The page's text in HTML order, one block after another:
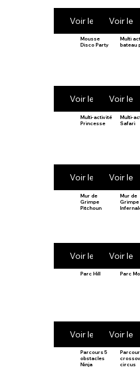
Voir le produit
Voir le
Mousse
Disco Party
Voir le produit
Multi
bateau
Voir le
Multi-activité
Princesse
Voir le produit
Multi-
Safari
Voir le
Mur de
Grimpe
Pitchoun
Voir le produit
Mur de
Grimpe
Voir le
Parc Hill
Voir le produit
Parc
Voir le
Parcours 5
obstacles
Ninja
circus